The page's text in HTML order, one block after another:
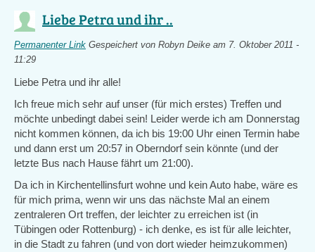
Liebe Petra und ihr ..
Permanenter Link Gespeichert von Robyn Deike am 7. Oktober 2011 -
11:29
Liebe Petra und ihr alle!
Ich freue mich sehr auf unser (für mich erstes) Treffen und
möchte unbedingt dabei sein! Leider werde ich am Donnerstag
nicht kommen können, da ich bis 19:00 Uhr einen Termin habe
und dann erst um 20:57 in Oberndorf sein könnte (und der
letzte Bus nach Hause fährt um 21:00).
Da ich in Kirchentellinsfurt wohne und kein Auto habe, wäre es
für mich prima, wenn wir uns das nächste Mal an einem
zentraleren Ort treffen, der leichter zu erreichen ist (in
Tübingen oder Rottenburg) - ich denke, es ist für alle leichter,
in die Stadt zu fahren (und von dort wieder heimzukommen)